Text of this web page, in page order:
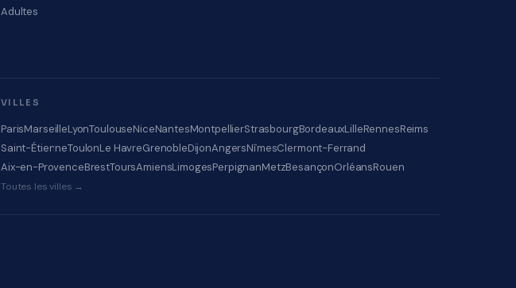
Adultes
VILLES
ParisMarseilleLyonToulouseNiceNantesMontpellierStrasbourgBordeauxLilleRennesReims
Saint-ÉtienneToulonLe HavreGrenobleDijonAngersNîmesClermont-Ferrand
Aix-en-ProvenceBrestToursAmiensLimogesPerpignanMetzBesançonOrléansRouen
Toutes les villes →